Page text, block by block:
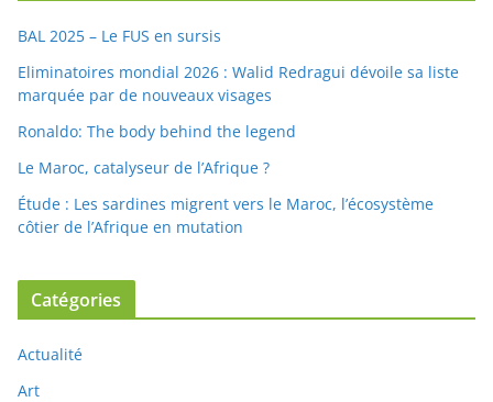
BAL 2025 – Le FUS en sursis
Eliminatoires mondial 2026 : Walid Redragui dévoile sa liste
marquée par de nouveaux visages
Ronaldo: The body behind the legend
Le Maroc, catalyseur de l’Afrique ?
Étude : Les sardines migrent vers le Maroc, l’écosystème
côtier de l’Afrique en mutation
Catégories
Actualité
Art